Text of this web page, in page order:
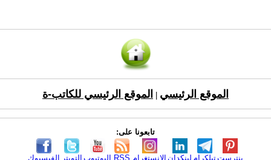
الموقع الرئيسي الموقع الرئيسي للكاتب-ة
تابعونا على:
الفيسبوك التويتر اليوتيوب RSS الانستغرام لينكدإن تيلكرامبنترست